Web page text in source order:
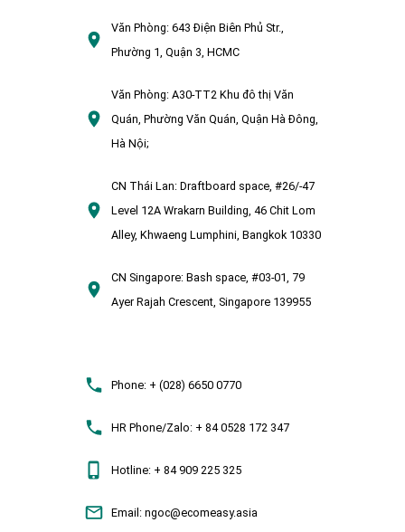
Văn Phòng:643 Điện Biên Phủ Str.,
Phường 1, Quận 3, HCMC
Văn Phòng:A30-TT2 Khu đô thị Văn
Quán, Phường Văn Quán, Quận Hà Đông,
Hà Nội;
CN Thái Lan: Draftboard space, #26/-47
Level 12A Wrakarn Building, 46 Chit Lom
Alley, Khwaeng Lumphini, Bangkok 10330
CN Singapore: Bash space, #03-01, 79
Ayer Rajah Crescent, Singapore 139955
Phone:+ (028) 6650 0770
HR Phone/Zalo:+ 84 0528 172 347
Hotline:+ 84 909 225 325
Email: ngoc@ecomeasy.asia